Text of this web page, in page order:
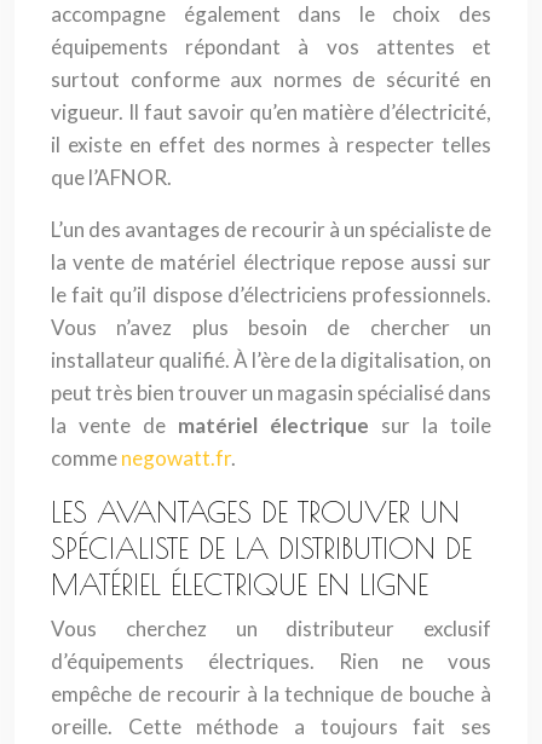
accompagne également dans le choix des
équipements répondant à vos attentes et
surtout conforme aux normes de sécurité en
vigueur. Il faut savoir qu’en matière d’électricité,
il existe en effet des normes à respecter telles
que l’AFNOR.
L’un des avantages de recourir à un spécialiste de
la vente de matériel électrique repose aussi sur
le fait qu’il dispose d’électriciens professionnels.
Vous n’avez plus besoin de chercher un
installateur qualifié. À l’ère de la digitalisation, on
peut très bien trouver un magasin spécialisé dans
la vente de matériel électrique sur la toile
commenegowatt.fr.
LES AVANTAGES DE TROUVER UN
SPÉCIALISTE DE LA DISTRIBUTION DE
MATÉRIEL ÉLECTRIQUE EN LIGNE
Vous cherchez un distributeur exclusif
d’équipements électriques. Rien ne vous
empêche de recourir à la technique de bouche à
oreille. Cette méthode a toujours fait ses